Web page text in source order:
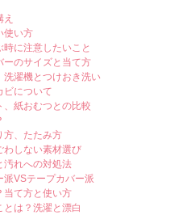
使い方
に注意したいこと
ーのサイズと当て方
洗濯機とつけおき洗い
ビについて
紙おむつとの比較
方、たたみ方
わしない素材選び
汚れへの対処法
派VSテープカバー派
当て方と使い方
は？洗濯と漂白